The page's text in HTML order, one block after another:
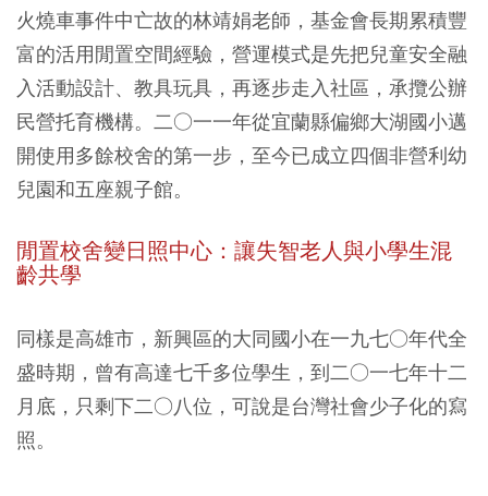
火燒車事件中亡故的林靖娟老師，基金會長期累積豐
富的活用閒置空間經驗，營運模式是先把兒童安全融
入活動設計、教具玩具，再逐步走入社區，承攬公辦
民營托育機構。二○一一年從宜蘭縣偏鄉大湖國小邁
開使用多餘校舍的第一步，至今已成立四個非營利幼
兒園和五座親子館。
閒置校舍變日照中心： 讓失智老人與小學生混
齡共學
同樣是高雄市，新興區的大同國小在一九七○年代全
盛時期，曾有高達七千多位學生，到二○一七年十二
月底，只剩下二○八位，可說是台灣社會少子化的寫
照。